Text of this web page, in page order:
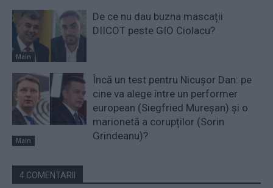
Main
De ce nu dau buzna mascații
DIICOT peste GIO Ciolacu?
Main
Încă un test pentru Nicușor Dan: pe
cine va alege între un performer
european (Siegfried Mureșan) și o
marionetă a corupților (Sorin
Grindeanu)?
4 COMENTARII